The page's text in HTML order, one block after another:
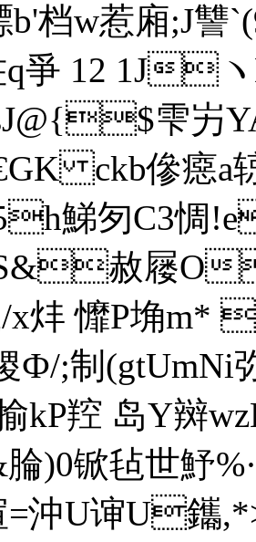
档w惹廂;J讐
12 1Jヽ
雫屴
ckb傪癋a辌
匇C3惆!e
S&赦屦O
炐 戂 P埆m*  粮
Ф/;制
kP羫 岛Y辬
)0锨毡世魣
渲=沖U谉U鑴